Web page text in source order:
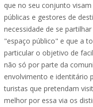
que no seu conjunto
públicas e gestores de
necessidade de se
"espaço público" e que a
particular o objetivo de
não só por parte da
envolvimento e identitário
turistas que pretendam
melhor por essa via os